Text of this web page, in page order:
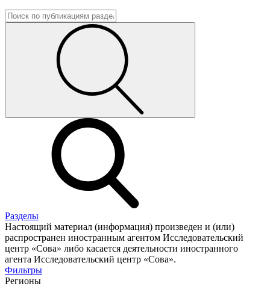
Разделы
Настоящий материал (информация) произведен и (или)
распространен иностранным агентом Исследовательский
центр «Сова» либо касается деятельности иностранного
агента Исследовательский центр «Сова».
Фильтры
Регионы